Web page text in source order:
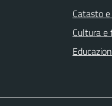
Catasto
Cultura e